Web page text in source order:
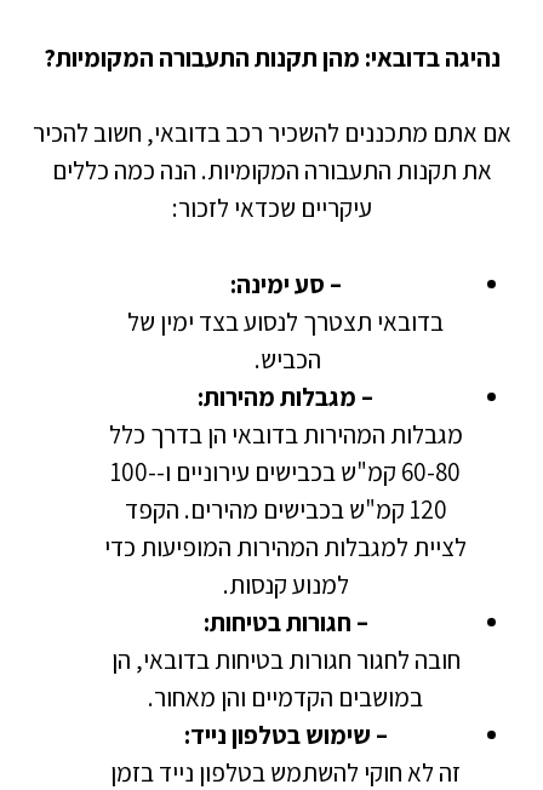
נהיגה בדובאי: מהן תקנות התעבורה המקומיות?
אם אתם מתכננים להשכיר רכב בדובאי, חשוב להכיר
את תקנות התעבורה המקומיות. הנה כמה כללים
עיקריים שכדאי לזכור:
– סע ימינה:
בדובאי תצטרך לנסוע בצד ימין של
הכביש.
– מגבלות מהירות:
מגבלות המהירות בדובאי הן בדרך כלל
60-80 קמ"ש בכבישים עירוניים ו-100-
120 קמ"ש בכבישים מהירים. הקפד
לציית למגבלות המהירות המופיעות כדי
למנוע קנסות.
– חגורות בטיחות:
חובה לחגור חגורות בטיחות בדובאי, הן
במושבים הקדמיים והן מאחור.
– שימוש בטלפון נייד:
זה לא חוקי להשתמש בטלפון נייד בזמן